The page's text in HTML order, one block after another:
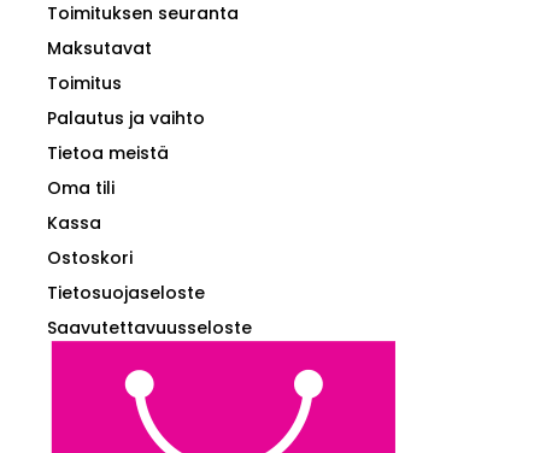
Toimituksen seuranta
Maksutavat
Toimitus
Palautus ja vaihto
Tietoa meistä
Oma tili
Kassa
Ostoskori
Tietosuojaseloste
Saavutettavuusseloste